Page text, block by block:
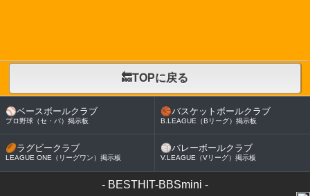
🔙TOPに戻る
⚾ベースボールクラブ
プロ野球（セ・パ）掲示板
🏀バスケットボールクラブ
B.LEAGUE（Bリーグ）掲示板
🏉ラグビークラブ
LEAGUE ONE（リーグワン）掲示板
🏐バレーボールクラブ
V.LEAGUE（Vリーグ）掲示板
- BESTHIT-BBSmini -